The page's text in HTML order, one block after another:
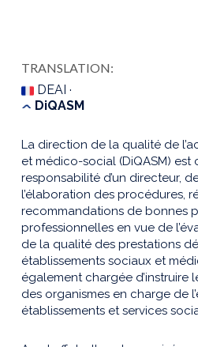
TRANSLATION:
DEAI ·
DiQASM
La direction de la qualité de
et médico-social (DiQASM) est
responsabilité d’un directeur,
l’élaboration des procédures,
recommandations de bonnes
professionnelles en vue de
de la qualité des prestations
établissements sociaux et
également chargée d’instruire
des organismes en charge de
établissements et services